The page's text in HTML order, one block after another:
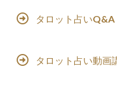
タロット占いQ&A
タロット占い動画